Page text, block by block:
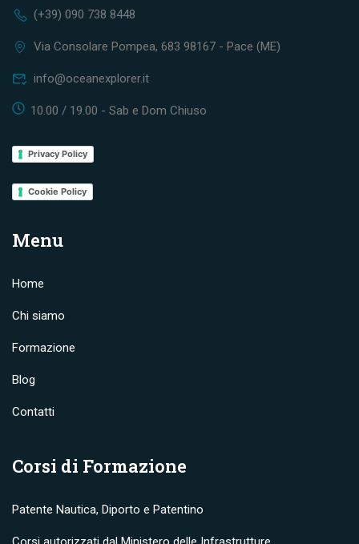
(+39) 090 738 8448
Via Consolare Pompea, 683 98167 - Pace (ME)
info@oceanexplorer.it
10.00 / 19.00 - Sab e Dom Chiuso
Privacy Policy
Cookie Policy
Menu
Home
Chi siamo
Formazione
Blog
Contatti
Corsi di Formazione
Patente Nautica, Diporto e Patentino